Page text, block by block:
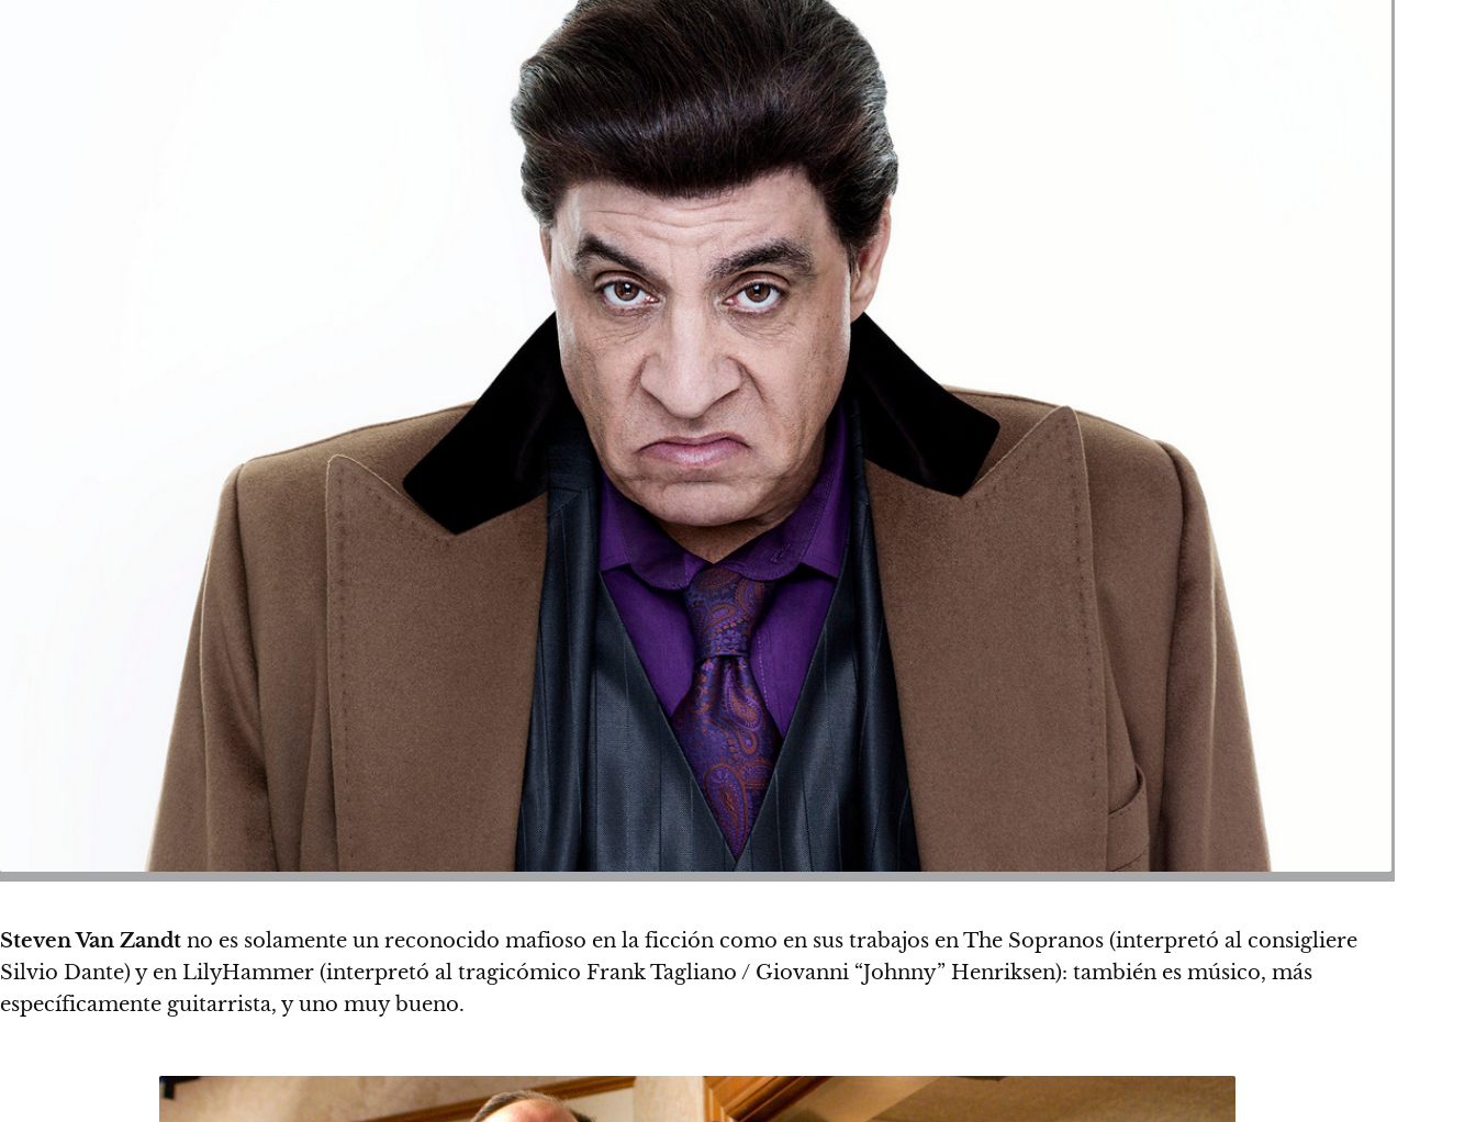
Steven Van Zandt no es solamente un reconocido mafioso en la ficción como en sus trabajos en The Sopranos (interpretó al consigliere
Silvio Dante) y en LilyHammer (interpretó al tragicómico Frank Tagliano / Giovanni “Johnny” Henriksen): también es músico, más
específicamente guitarrista, y uno muy bueno.